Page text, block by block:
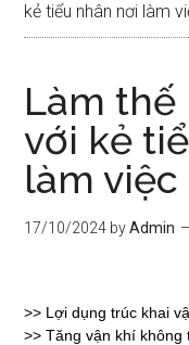
kẻ tiểu nhân nơi làm
Làm thế
với kẻ
làm việc
17/10/2024 byAdmin
>> Lợi dụng trúc khai
>>Tăng vận khí